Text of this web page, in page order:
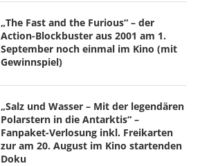
„The Fast and the Furious“ – der
Action-Blockbuster aus 2001 am 1.
September noch einmal im Kino (mit
Gewinnspiel)
„Salz und Wasser – Mit der legendären
Polarstern in die Antarktis“ –
Fanpaket-Verlosung inkl. Freikarten
zur am 20. August im Kino startenden
Doku